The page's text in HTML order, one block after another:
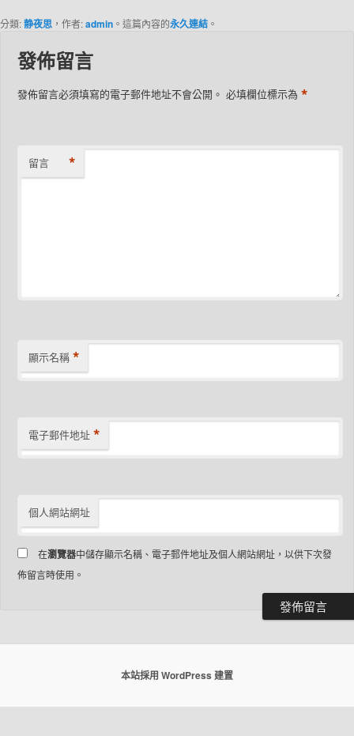
分類:静夜思 ，作者:admin 。這篇內容的永久連結 。
發佈留言
發佈留言必須填寫的電子郵件地址不會公開。 必填欄位標示為*
留言 *
顯示名稱 *
電子郵件地址 *
個人網站網址
在瀏覽器中儲存顯示名稱、電子郵件地址及個人網站網址，以供下次發
佈留言時使用。
本站採用 WordPress 建置